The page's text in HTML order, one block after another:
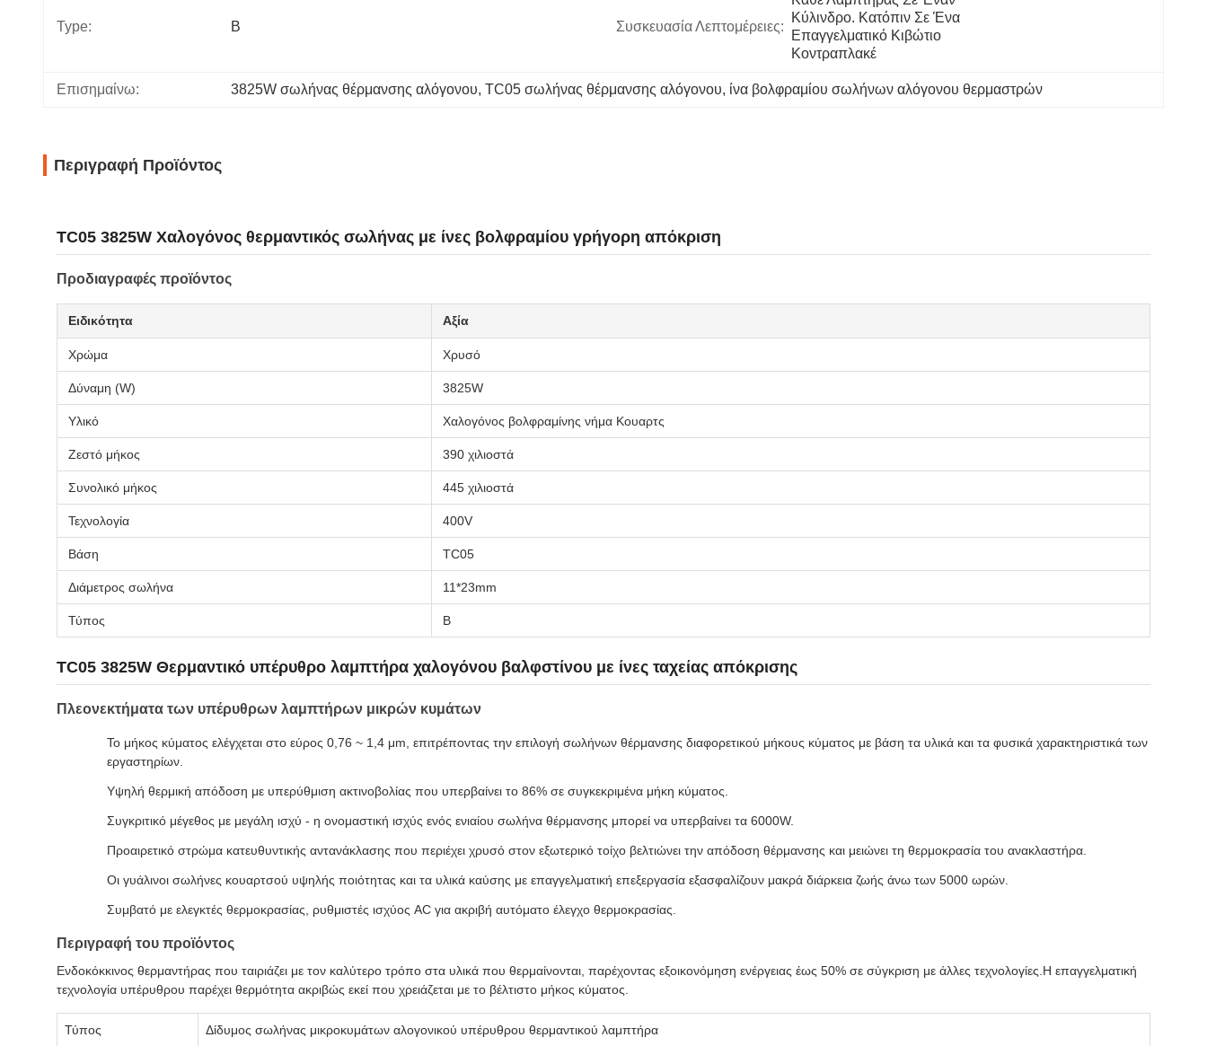
Type: B Συσκευασία Λεπτομέρειες:
Κύλινδρο. Κατόπιν Σε Ένα
Επαγγελματικό Κιβώτιο
Κοντραπλακέ
Επισημαίνω: 3825W σωλήνας θέρμανσης αλόγονου, TC05 σωλήνας θέρμανσης αλόγονου, ίνα βολφραμίου σωλήνων αλόγονου θερμαστρών
Περιγραφή Προϊόντος
TC05 3825W Χαλογόνος θερμαντικός σωλήνας με ίνες βολφραμίου γρήγορη απόκριση
Προδιαγραφές προϊόντος
Ειδικότητα Αξία
Χρώμα Χρυσό
Δύναμη (W) 3825W
Υλικό Χαλογόνος βολφραμίνης νήμα Κουαρτς
Ζεστό μήκος 390 χιλιοστά
Συνολικό μήκος 445 χιλιοστά
Τεχνολογία 400V
Βάση TC05
Διάμετρος σωλήνα 11*23mm
Τύπος Β
TC05 3825W Θερμαντικό υπέρυθρο λαμπτήρα χαλογόνου βαλφστίνου με ίνες ταχείας απόκρισης
Πλεονεκτήματα των υπέρυθρων λαμπτήρων μικρών κυμάτων
Το μήκος κύματος ελέγχεται στο εύρος 0,76 ~ 1,4 μm, επιτρέποντας την επιλογή σωλήνων θέρμανσης διαφορετικού μήκους κύματος με βάση τα υλικά και τα φυσικά χαρακτηριστικά των
εργαστηρίων.
Υψηλή θερμική απόδοση με υπερύθμιση ακτινοβολίας που υπερβαίνει το 86% σε συγκεκριμένα μήκη κύματος.
Συγκριτικό μέγεθος με μεγάλη ισχύ - η ονομαστική ισχύς ενός ενιαίου σωλήνα θέρμανσης μπορεί να υπερβαίνει τα 6000W.
Προαιρετικό στρώμα κατευθυντικής αντανάκλασης που περιέχει χρυσό στον εξωτερικό τοίχο βελτιώνει την απόδοση θέρμανσης και μειώνει τη θερμοκρασία του ανακλαστήρα.
Οι γυάλινοι σωλήνες κουαρτσού υψηλής ποιότητας και τα υλικά καύσης με επαγγελματική επεξεργασία εξασφαλίζουν μακρά διάρκεια ζωής άνω των 5000 ωρών.
Συμβατό με ελεγκτές θερμοκρασίας, ρυθμιστές ισχύος AC για ακριβή αυτόματο έλεγχο θερμοκρασίας.
Περιγραφή του προϊόντος
Ενδοκόκκινος θερμαντήρας που ταιριάζει με τον καλύτερο τρόπο στα υλικά που θερμαίνονται, παρέχοντας εξοικονόμηση ενέργειας έως 50% σε σύγκριση με άλλες τεχνολογίες.Η επαγγελματική
τεχνολογία υπέρυθρου παρέχει θερμότητα ακριβώς εκεί που χρειάζεται με το βέλτιστο μήκος κύματος.
Τύπος Δίδυμος σωλήνας μικροκυμάτων αλογονικού υπέρυθρου θερμαντικού λαμπτήρα